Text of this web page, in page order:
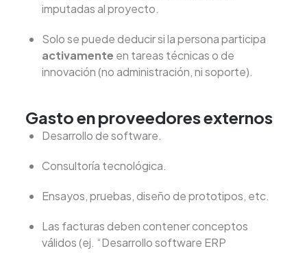
imputadas al proyecto.
Solo se puede deducir si la persona participa
activamente en tareas técnicas o de
innovación (no administración, ni soporte).
Gasto en proveedores externos
Desarrollo de software.
Consultoría tecnológica.
Ensayos, pruebas, diseño de prototipos, etc.
Las facturas deben contener conceptos
válidos (ej. “Desarrollo software ERP